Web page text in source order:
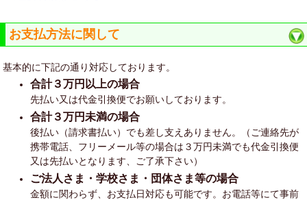
お支払方法に関して
基本的に下記の通り対応しております。
合計３万円以上の場合
先払い又は代金引換便でお願いしております。
合計３万円未満の場合
後払い（請求書払い）でも差し支えありません。（ご連絡先が
携帯電話、フリーメール等の場合は３万円未満でも代金引換便
又は先払いとなります、ご了承下さい）
ご法人さま・学校さま・団体さま等の場合
金額に関わらず、お支払日対応も可能です。お電話等にて事前